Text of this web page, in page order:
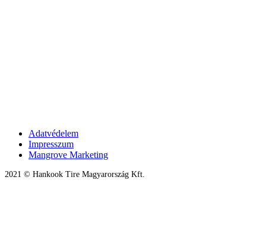
Adatvédelem
Impresszum
Mangrove Marketing
2021 © Hankook Tire Magyarország Kft.